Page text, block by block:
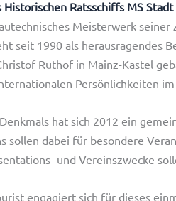
Ratsschiffs MS Stadt
Meisterwerk
seit 1990 als herausragendes
Ruthof in Mainz-Kastel
Persönlichkeiten
hat sich 2012 ein
sollen dabei für besondere
und Vereinszwecke
engagiert sich für dieses